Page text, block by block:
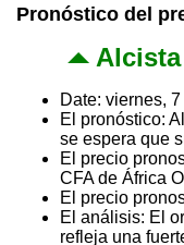
Pronóstico del
Alcista
Date: viernes,
El pronóstico:
se espera que
El precio
CFA de África
El precio
El análisis: El
refleja una